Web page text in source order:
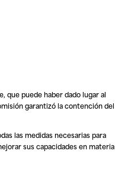
que puede haber dado lugar al
garantizó la contención del
las medidas necesarias para
sus capacidades en materia